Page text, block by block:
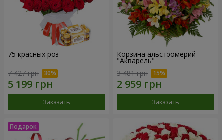
75 красных роз
7 427 грн
Заказать
Корзина альстромерий
"Акварель"
3 481 грн
Заказать